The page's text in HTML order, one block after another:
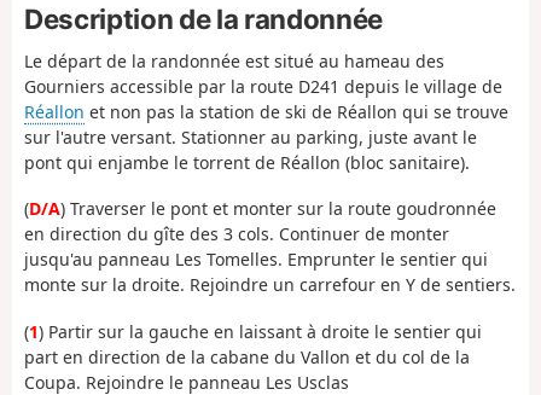
Description de la randonnée
Le départ de la randonnée est situé au hameau des
Gourniers accessible par la route D241 depuis le village de
Réallon et non pas la station de ski de Réallon qui se trouve
sur l'autre versant. Stationner au parking, juste avant le
pont qui enjambe le torrent de Réallon (bloc sanitaire).
(D/A) Traverser le pont et monter sur la route goudronnée
en direction du gîte des 3 cols. Continuer de monter
jusqu'au panneau Les Tomelles. Emprunter le sentier qui
monte sur la droite. Rejoindre un carrefour en Y de sentiers.
(1) Partir sur la gauche en laissant à droite le sentier qui
part en direction de la cabane du Vallon et du col de la
Coupa. Rejoindre le panneau Les Usclas